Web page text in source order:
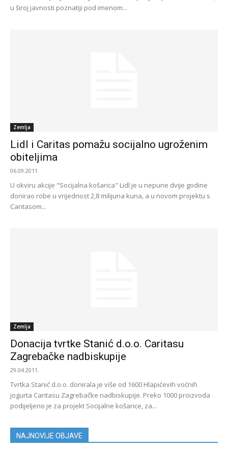
u široj javnosti poznatiji pod imenom...
Zemlja
Lidl i Caritas pomažu socijalno ugroženim
obiteljima
06.09.2011.
U okviru akcije "Socijalna košarica" Lidl je u nepune dvije godine
donirao robe u vrijednost 2,8 milijuna kuna, a u novom projektu s
Caritasom...
Zemlja
Donacija tvrtke Stanić d.o.o. Caritasu
Zagrebačke nadbiskupije
29.04.2011.
Tvrtka Stanić d.o.o. donirala je više od 1600 Hlapićevih voćnih
jogurta Caritasu Zagrebačke nadbiskupije. Preko 1000 proizvoda
podijeljeno je za projekt Socijalne košarice, za...
NAJNOVIJE OBJAVE